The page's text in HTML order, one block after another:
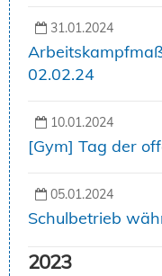
31.01.2024
02.02.24
10.01.2024
[Gym] Tag der
05.01.2024
Schulbetrieb
2023